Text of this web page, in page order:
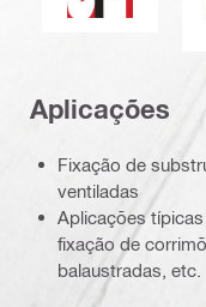
Aplicações
Fixação de
ventiladas
Aplicações
fixação de
balaustradas, etc.